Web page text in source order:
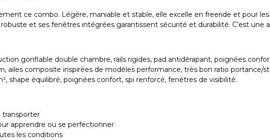
ce combo. Légère, maniable et stable, elle excelle en freeride et pour
et ses fenêtres intégrées garantissent sécurité et durabilité. C’est une
gonflable double chambre, rails rigides, pad antidérapant, poignées
ailes composite inspirées de modèles performance, très bon ratio portance/
shape équilibré, poignées confort, spi renforcé, fenêtres de visibilité.
transporter
apprendre ou se perfectionner
les conditions